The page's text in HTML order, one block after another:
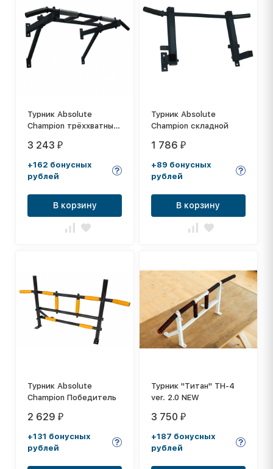
Турник Absolute
Champion трёххватный
3 243₽
+162 бонусных
рублей
В корзину
Турник Absolute
Champion складной
1 786₽
+89 бонусных
рублей
В корзину
Турник Absolute
Champion Победитель
2 629₽
+131 бонусных
рублей
Турник "Титан" ТН-4
ver. 2.0 NEW
3 750₽
+187 бонусных
рублей